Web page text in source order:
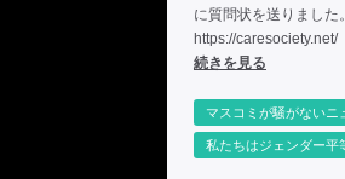
に質問状を送りまし
https://
続きを見る
マスコミが騒がないニ
私たちはジェンダー平